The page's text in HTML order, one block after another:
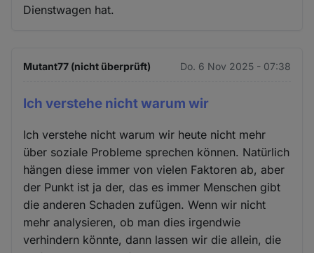
Dienstwagen hat.
Mutant77 (nicht überprüft) Do. 6 Nov 2025 - 07:38
Ich verstehe nicht warum wir
Ich verstehe nicht warum wir heute nicht mehr
über soziale Probleme sprechen können. Natürlich
hängen diese immer von vielen Faktoren ab, aber
der Punkt ist ja der, das es immer Menschen gibt
die anderen Schaden zufügen. Wenn wir nicht
mehr analysieren, ob man dies irgendwie
verhindern könnte, dann lassen wir die allein, die